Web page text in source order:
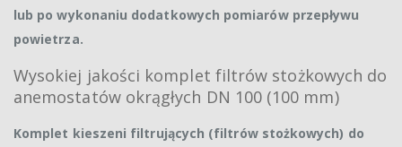
lub po wykonaniu dodatkowych pomiarów przepływu
powietrza.
Wysokiej jakości komplet filtrów stożkowych do
anemostatów okrągłych DN 100 (100 mm)
Komplet kieszeni filtrujących (filtrów stożkowych) do